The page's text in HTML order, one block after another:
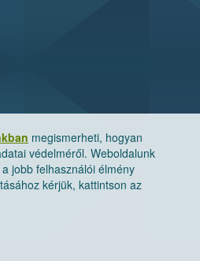
megismerheti, hogyan
védelméről. Weboldalunk
jobb felhasználói élmény
kérjük, kattintson az